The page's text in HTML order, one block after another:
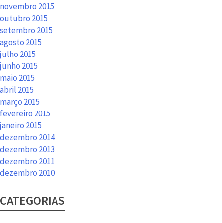
novembro 2015
outubro 2015
setembro 2015
agosto 2015
julho 2015
junho 2015
maio 2015
abril 2015
março 2015
fevereiro 2015
janeiro 2015
dezembro 2014
dezembro 2013
dezembro 2011
dezembro 2010
CATEGORIAS